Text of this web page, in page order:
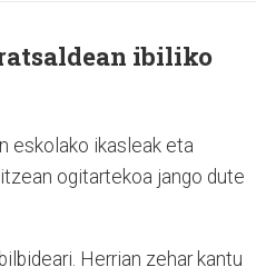
ibiliko
eskolako ikasleak eta
ogitartekoa jango dute
Herrian zehar kantu